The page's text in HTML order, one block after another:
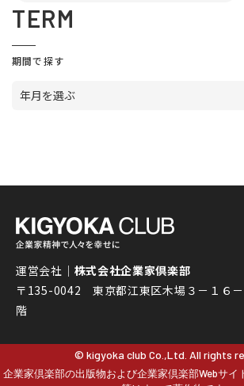
TERM
期間で探す
年月を選ぶ
運営会社｜ 株式会社企業家倶楽部
〒135-0042 東京都江東区木場３－１６
階
© kigyoka club Co.,Ltd. All rights
企業家倶楽部の出版物および企業家倶楽部Webサイ